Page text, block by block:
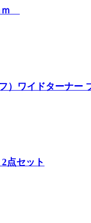
ｍ
）ワイドターナー
点セット